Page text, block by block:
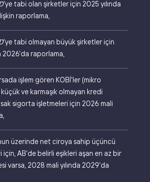
'ye tabi olan şirketler için 2025 yılında
raporlama,
'ye tabi olmayan büyük şirketler için
2026'da raporlama,
işlem gören KOBİ'ler (mikro
ve karmaşık olmayan kredi
sigorta işletmeleri için 2026 mali
üzerinde net ciroya sahip üçüncü
için, AB'de belirli eşikleri aşan en az bir
varsa, 2028 mali yılında 2029'da